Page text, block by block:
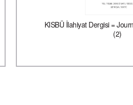
KISBÜ İlahiyat Dergisi =
(2)